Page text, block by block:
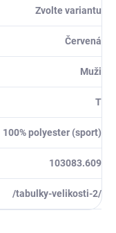
Zvolte variantu
Červená
Muži
T
100% polyester (sport)
103083.609
/tabulky-velikosti-2/